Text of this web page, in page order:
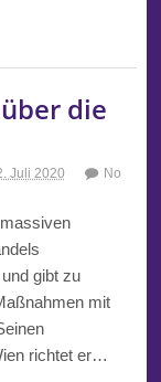
die
Juli 2020
No
gibt zu
mit
richtet er…